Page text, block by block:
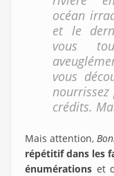
océan
et le
vous
vous
crédits.
Mais attention,
répétitif dans les
énumérations et